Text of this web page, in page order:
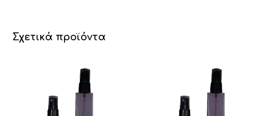
Σχετικά προϊόντα